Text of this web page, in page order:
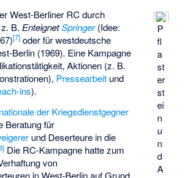
P
fl
a
st
er
st
ei
n
u
n
d
A
West-Berliner RC durch
B. EnteignetSpringer(Idee:
[7] oder für westdeutsche
Berlin (1969). Eine Kampagne
Aktionen (z. B.
Pressearbeit und
ins).
der Kriegsdienstgegner
Beratung für
und Deserteure in die
] Die RC-Kampagne hatte zum
von
in West-Berlin auf Grund